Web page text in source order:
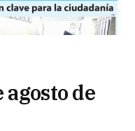
de